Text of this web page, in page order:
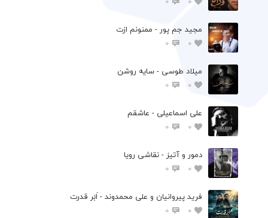
مجید جم پور - ممنونم ازت
0
0
میلاد طوسی - سایه روشن
0
0
علی اسماعیلی - عاشقم
0
0
دمور و آتیز - نقاشی رویا
0
0
فرید پیروانیان و علی محمدوند - اَبَر قدرت
0
0